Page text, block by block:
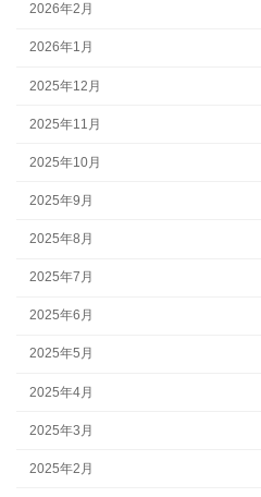
2026年2月
2026年1月
2025年12月
2025年11月
2025年10月
2025年9月
2025年8月
2025年7月
2025年6月
2025年5月
2025年4月
2025年3月
2025年2月